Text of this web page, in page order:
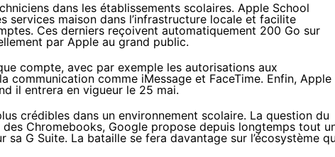
dans les établissements scolaires. Apple School
services maison dans l’infrastructure locale et facilite
Ces derniers reçoivent automatiquement 200 Go sur
par Apple au grand public.
compte, avec par exemple les autorisations aux
communication comme iMessage et FaceTime. Enfin, Apple
il entrera en vigueur le 25 mai.
crédibles dans un environnement scolaire. La question du
des Chromebooks, Google propose depuis longtemps tout
sa G Suite. La bataille se fera davantage sur l’écosystème